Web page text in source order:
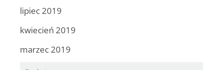
lipiec 2019
kwiecień 2019
marzec 2019